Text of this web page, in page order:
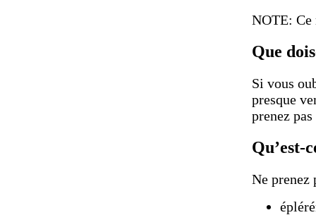
NOTE: Ce
Que
Si vous
presque
prenez
Qu’est-
Ne prenez